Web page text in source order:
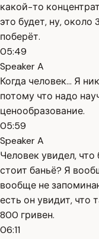
какой-то
это будет, ну, около
поберёт.
05:49
Speaker A
Когда человек... Я
потому что надо
ценообразование.
05:59
Speaker A
Человек увидел, что
стоит баньё? Я
вообще не
есть он увидит, что
800 гривен.
06:11